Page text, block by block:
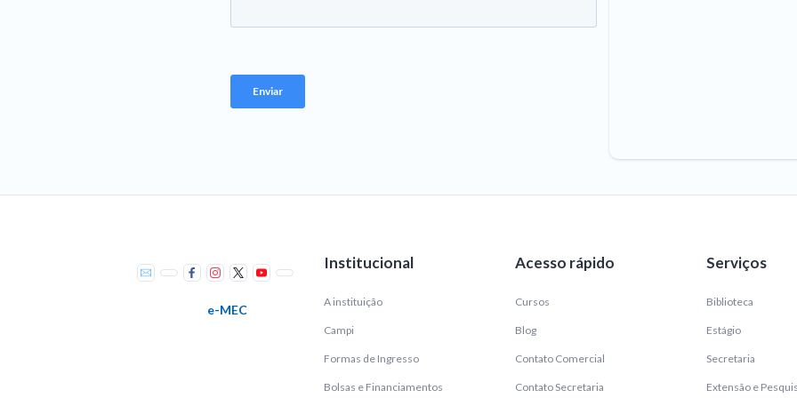
e-MEC
Institucional
A instituição
Campi
Formas de Ingresso
Bolsas e Financiamentos
Acesso rápido
Cursos
Blog
Contato Comercial
Contato Secretaria
Serviços
Biblioteca
Estágio
Secretaria
Extensão e